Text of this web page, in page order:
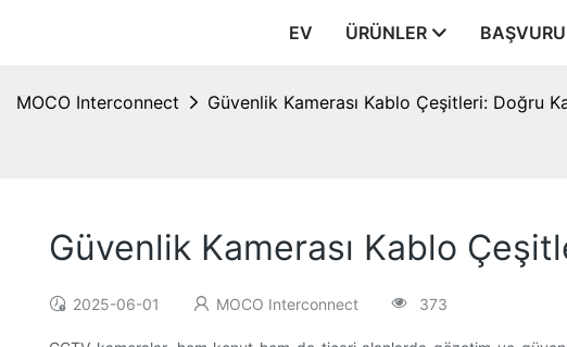
EV ÜRÜNLER BAŞVURU
MOCO Interconnect Güvenlik Kamerası Kablo Çeşitleri: Doğru
Güvenlik Kamerası Kablo
2025-06-01 MOCO Interconnect 373